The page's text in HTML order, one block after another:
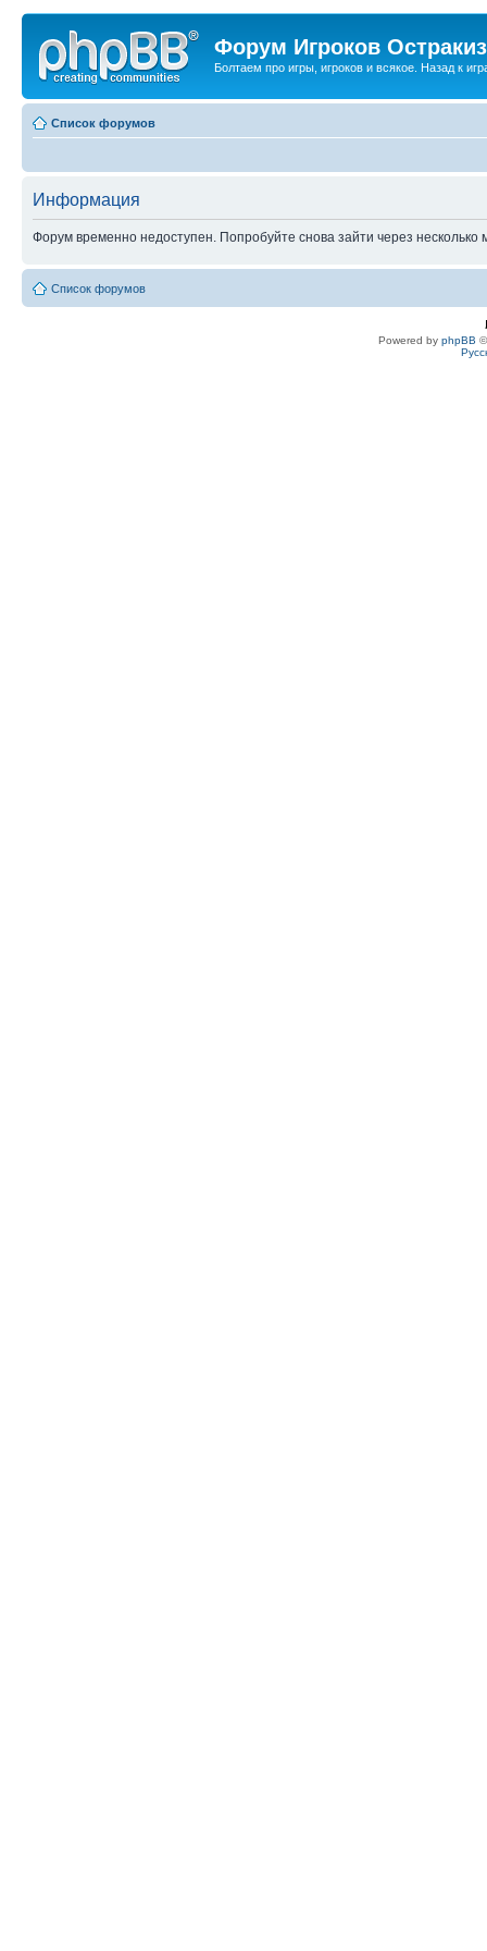
Форум Игроков
Болтаем про игры, игроков и всякое. Назад к
Список форумов
Информация
Форум временно недоступен. Попробуйте снова зайти через несколько
Список форумов
Powered by phpBB